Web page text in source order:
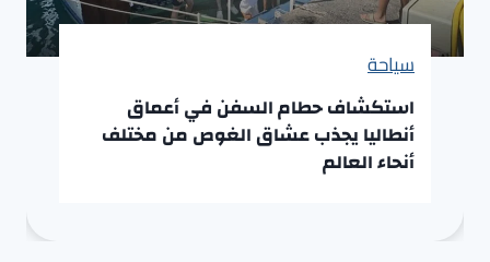
سياحة
استكشاف حطام السفن في أعماق
أنطاليا يجذب عشاق الغوص من مختلف
أنحاء العالم